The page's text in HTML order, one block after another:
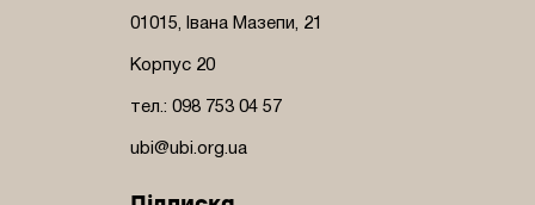
01015, Івана Мазепи, 21
Корпус 20
тел.: 098 753 04 57
ubi@ubi.org.ua